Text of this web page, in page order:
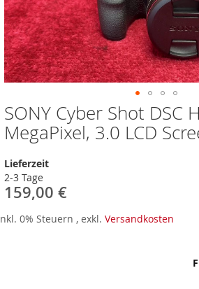
SONY Cyber Shot DSC
MegaPixel, 3.0 LCD
Lieferzeit
2-3 Tage
159,00 €
0% Steuern , exkl. Versandkosten
Zum
Anfang
der
springen